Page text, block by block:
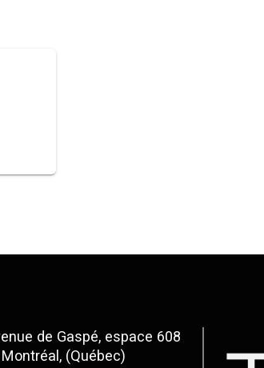
de Gaspé, espace 608
Montréal, (Québec)